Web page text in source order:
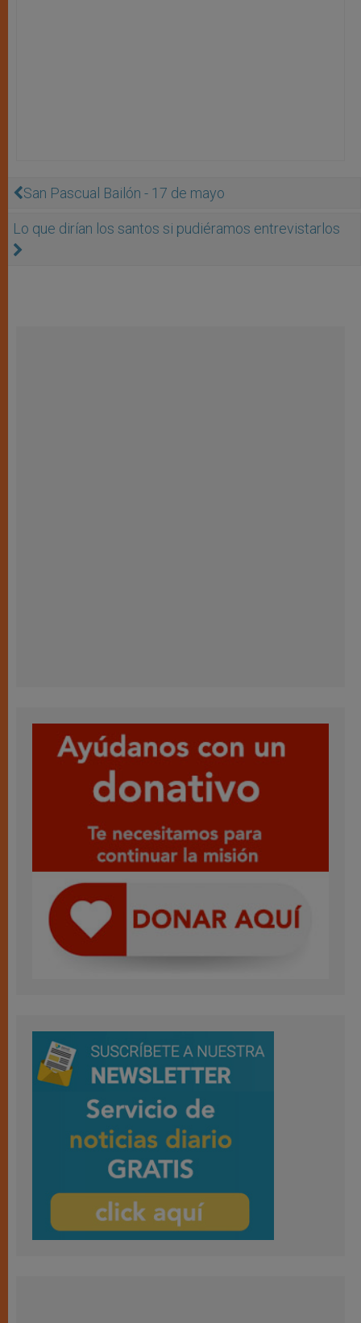
San Pascual Bailón - 17 de mayo
Lo que dirían los santos si pudiéramos entrevistarlos